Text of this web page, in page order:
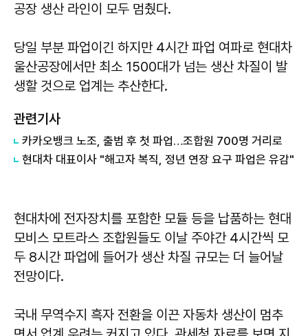
공장 생산 라인이 모두 멈췄다.
당일 부분 파업이긴 하지만 4시간 파업 여파로 현대차
울산공장에서만 최소 1500대가 넘는 생산 차질이 발
생할 것으로 업계는 추산한다.
관련기사
카카오뱅크 노조, 출범 후 첫 파업…조합원 700명 거리로
현대차 대표이사 "해고자 복직, 정년 연장 요구 파업은 유감"
현대차에 전자장치를 포함한 모듈 등을 납품하는 현대
모비스 모트라스 조합원들도 이날 주야간 4시간씩 모
두 8시간 파업에 들어가 생산 차질 규모는 더 늘어날
전망이다.
국내 무역수지 흑자 전환을 이끈 자동차 생산이 멈추